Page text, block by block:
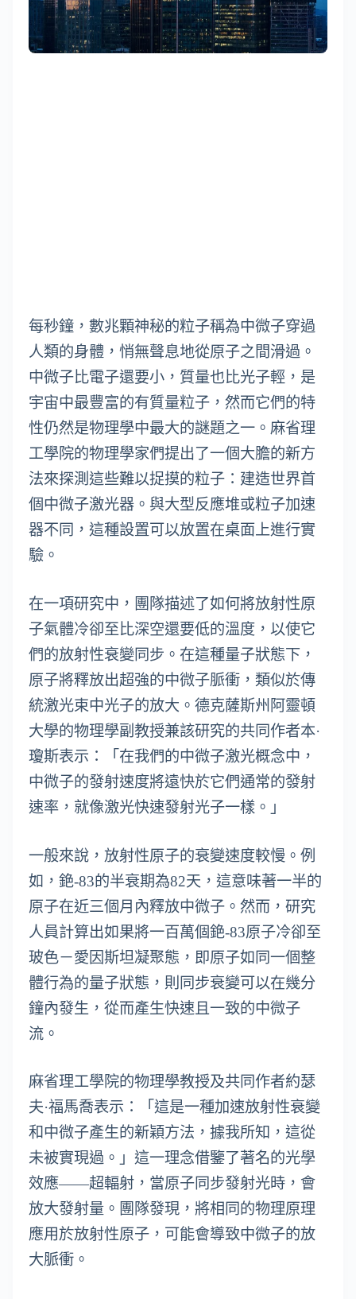
每秒鐘，數兆顆神秘的粒子稱為中微子穿過
人類的身體，悄無聲息地從原子之間滑過。
中微子比電子還要小，質量也比光子輕，是
宇宙中最豐富的有質量粒子，然而它們的特
性仍然是物理學中最大的謎題之一。麻省理
工學院的物理學家們提出了一個大膽的新方
法來探測這些難以捉摸的粒子：建造世界首
個中微子激光器。與大型反應堆或粒子加速
器不同，這種設置可以放置在桌面上進行實
驗。
在一項研究中，團隊描述了如何將放射性原
子氣體冷卻至比深空還要低的溫度，以使它
們的放射性衰變同步。在這種量子狀態下，
原子將釋放出超強的中微子脈衝，類似於傳
統激光束中光子的放大。德克薩斯州阿靈頓
大學的物理學副教授兼該研究的共同作者本·
瓊斯表示：「在我們的中微子激光概念中，
中微子的發射速度將遠快於它們通常的發射
速率，就像激光快速發射光子一樣。」
一般來說，放射性原子的衰變速度較慢。例
如，銫-83的半衰期為82天，這意味著一半的
原子在近三個月內釋放中微子。然而，研究
人員計算出如果將一百萬個銫-83原子冷卻至
玻色－愛因斯坦凝聚態，即原子如同一個整
體行為的量子狀態，則同步衰變可以在幾分
鐘內發生，從而產生快速且一致的中微子
流。
麻省理工學院的物理學教授及共同作者約瑟
夫·福馬喬表示：「這是一種加速放射性衰變
和中微子產生的新穎方法，據我所知，這從
未被實現過。」這一理念借鑒了著名的光學
效應——超輻射，當原子同步發射光時，會
放大發射量。團隊發現，將相同的物理原理
應用於放射性原子，可能會導致中微子的放
大脈衝。